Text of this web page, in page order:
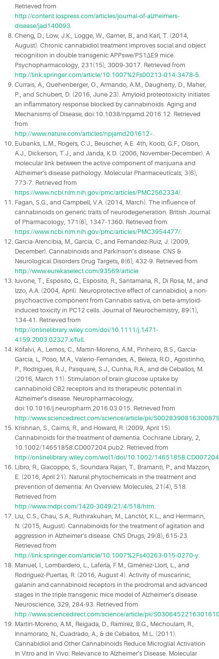
Retrieved from
http://content.iospress.com/articles/journal-of-alzheimers-
disease/jad140093.
Cheng, D., Low, J.K., Logge, W., Garner, B., and Karl, T. (2014,
August). Chronic cannabidiol treatment improves social and object
recognition in double transgenic APPswe/PS1∆E9 mice.
Psychopharmacology, 231(15), 3009-3017. Retrieved from
http://link.springer.com/article/10.1007%2Fs00213-014-3478-5.
Currais, A., Quehenberger, O., Armando, A.M., Daugherty, D., Maher,
P., and Schubert, D. (2016, June 23). Amyloid proteotoxicity initiates
an inflammatory response blocked by cannabinoids. Aging and
Mechanisms of Disease, doi:10.1038/npjamd.2016.12. Retrieved
from
http://www.nature.com/articles/npjamd201612–.
Eubanks, L.M., Rogers, C.J., Beuscher, A.E. 4th, Koob, G.F., Olson,
A.J., Dickerson, T.J., and Janda, K.D. (2006, November-December). A
molecular link between the active component of marijuana and
Alzheimer’s disease pathology. Molecular Pharmaceuticals, 3(6),
773-7. Retrieved from
https://www.ncbi.nlm.nih.gov/pmc/articles/PMC2562334/.
Fagan, S.G., and Campbell, V.A. (2014, March). The influence of
cannabinoids on generic traits of neurodegeneration. British Journal
of Pharmacology, 171(6), 1347-1360. Retrieved from
https://www.ncbi.nlm.nih.gov/pmc/articles/PMC3954477/.
Garcia-Arencibia, M., Garcia, C., and Fernandez-Ruiz, J. (2009,
December). Cannabinoids and Parkinson’s disease. CNS &
Neurological Disorders Drug Targets, 8(6), 432-9. Retrieved from
http://www.eurekaselect.com/93569/article.
Iuvone, T., Esposito, G., Esposito, R., Santamaria, R., Di Rosa, M., and
Izzo, A.A. (2004, April). Neuroprotective effect of cannabidiol, a non-
psychoactive component from Cannabis sativa, on beta-amyloid-
induced toxicity in PC12 cells. Journal of Neurochemistry, 89(1),
134-41. Retrieved from
http://onlinelibrary.wiley.com/doi/10.1111/j.1471-
4159.2003.02327.x/full.
Köfalvi, A., Lemos, C., Martin-Moreno, A.M., Pinheiro, B.S., García-
García, L, Poso, M.A., Valerio-Fernandes, A., Beleza, R.O., Agostinho,
P., Rodrigues, R.J., Pasquare, S.J., Cunha, R.A., and de Ceballos, M.
(2016, March 11). Stimulation of brain glucose uptake by
cannabinoid CB2 receptors and its therapeutic potential in
Alzheimer’s disease. Neuropharmacology,
doi:10.1016/j.neuropharm.2016.03.015. Retrieved from
http://www.sciencedirect.com/science/article/pii/
Krishnan, S., Cairns, R., and Howard, R. (2009, April 15).
Cannabinoids for the treatment of dementia. Cochrane Library, 2,
10.1002/14651858.CD007204.pub2. Retrieved from
http://onlinelibrary.wiley.com/wol1/doi/10.1002/
Libro, R., Giacoppo, S., Soundara Rajan, T., Bramanti, P., and Mazzon,
E. (2016, April 21). Natural phytochemicals in the treatment and
prevention of dementia: An Overview. Molecules, 21(4), 518.
Retrieved from
http://www.mdpi.com/1420-3049/21/4/518/htm.
Liu, C.S., Chau, S.A., Ruthirakuhan, M., Lanctôt, K.L., and Herrmann,
N. (2015, August). Cannabinoids for the treatment of agitation and
aggression in Alzheimer’s disease. CNS Drugs, 29(8), 615-23.
Retrieved from
http://link.springer.com/article/10.1007%2Fs40263-015-0270-y.
Manuel, I., Lombardero, L., Laferla, F.M., Giménez-Llort, L., and
Rodríguez-Puertas, R. (2016, August 4). Activity of muscarinic,
galanin and cannabinoid receptors in the prodromal and advanced
stages in the triple transgenic mice model of Alzheimer’s disease.
Neuroscience, 329, 284-93. Retrieved from
http://www.sciencedirect.com/science/article/pii/
Martín-Moreno, A.M., Reigada, D., Ramírez, B.G., Mechoulam, R.,
Innamorato, N., Cuadrado, A., & de Ceballos, M.L. (2011).
Cannabidiol and Other Cannabinoids Reduce Microglial Activation
In Vitro and In Vivo: Relevance to Alzheimer’s Disease. Molecular